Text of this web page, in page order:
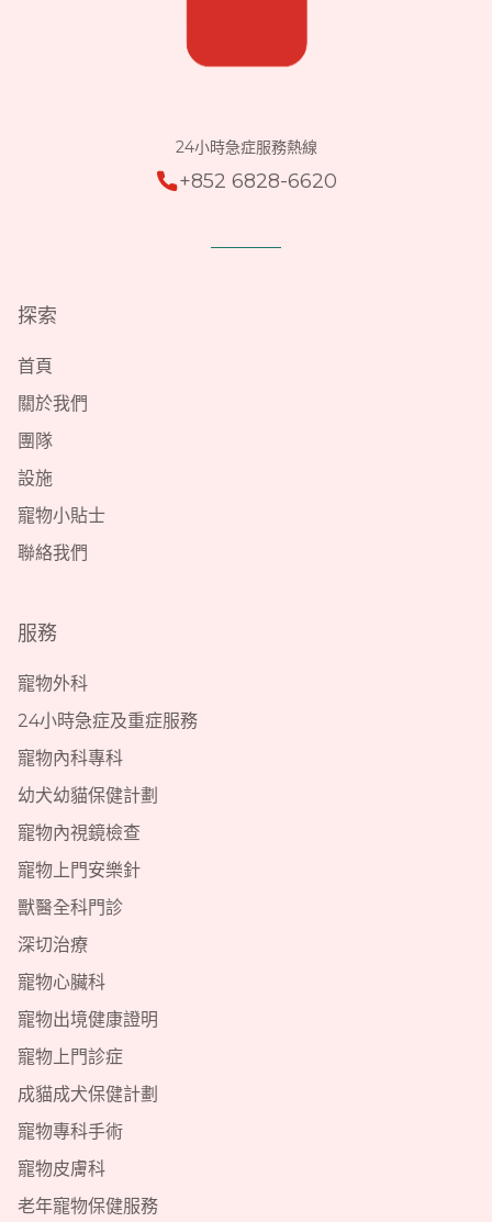
24小時急症服務熱線
+852 6828-6620
探索
首頁
關於我們
團隊
設施
寵物小貼士
聯絡我們
服務
寵物外科
24小時急症及重症服務
寵物內科專科
幼犬幼貓保健計劃
寵物內視鏡檢查
寵物上門安樂針
獸醫全科門診
深切治療
寵物心臟科
寵物出境健康證明
寵物上門診症
成貓成犬保健計劃
寵物專科手術
寵物皮膚科
老年寵物保健服務